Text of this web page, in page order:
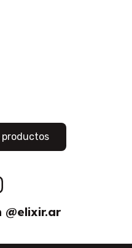
productos
@elixir.ar